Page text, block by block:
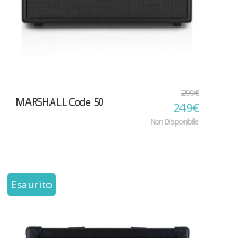
MARSHALL Code 50
299€
249€
Non Disponibile
Esaurito